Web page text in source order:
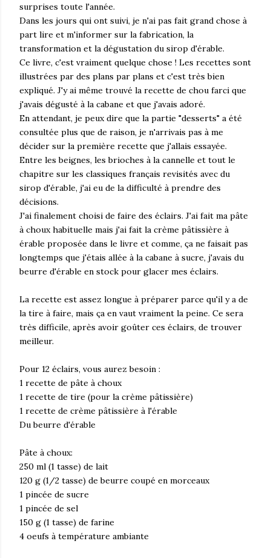
surprises toute l'année.
Dans les jours qui ont suivi, je n'ai pas fait grand chose à
part lire et m'informer sur la fabrication, la
transformation et la dégustation du sirop d'érable.
Ce livre, c'est vraiment quelque chose ! Les recettes sont
illustrées par des plans par plans et c'est très bien
expliqué. J'y ai même trouvé la recette de chou farci que
j'avais dégusté à la cabane et que j'avais adoré.
En attendant, je peux dire que la partie "desserts" a été
consultée plus que de raison, je n'arrivais pas à me
décider sur la première recette que j'allais essayée.
Entre les beignes, les brioches à la cannelle et tout le
chapitre sur les classiques français revisités avec du
sirop d'érable, j'ai eu de la difficulté à prendre des
décisions.
J'ai finalement choisi de faire des éclairs. J'ai fait ma pâte
à choux habituelle mais j'ai fait la crème pâtissière à
érable proposée dans le livre et comme, ça ne faisait pas
longtemps que j'étais allée à la cabane à sucre, j'avais du
beurre d'érable en stock pour glacer mes éclairs.
La recette est assez longue à préparer parce qu'il y a de
la tire à faire, mais ça en vaut vraiment la peine. Ce sera
très difficile, après avoir goûter ces éclairs, de trouver
meilleur.
Pour 12 éclairs, vous aurez besoin :
1 recette de pâte à choux
1 recette de tire (pour la crème pâtissière)
1 recette de crème pâtissière à l'érable
Du beurre d'érable
Pâte à choux:
250 ml (1 tasse) de lait
120 g (1/2 tasse) de beurre coupé en morceaux
1 pincée de sucre
1 pincée de sel
150 g (1 tasse) de farine
4 oeufs à température ambiante